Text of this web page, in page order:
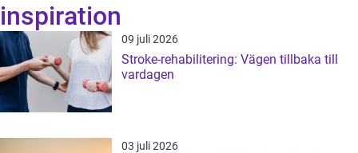
inspiration
09 juli 2026
Stroke-rehabilitering: Vägen tillbaka till
vardagen
03 juli 2026